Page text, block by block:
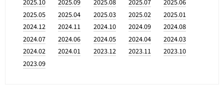
2025.05
2025.04 2025.03 2025.02
2025.01
2024.12
2024.11 2024.10 2024.09
2024.08
2024.07
2024.06 2024.05 2024.04
2024.03
2024.02
2024.01 2023.12 2023.11
2023.10
2023.09